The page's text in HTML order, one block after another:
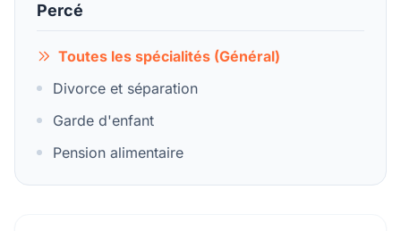
Percé
Toutes les spécialités (Général)
Divorce et séparation
Garde d'enfant
Pension alimentaire